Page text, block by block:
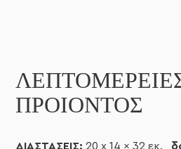
ΠΡΟΙΌΝΤΟΣ
ΔΙΑΣΤΑΣΕΙΣ:20x 14 x 32 εκ.